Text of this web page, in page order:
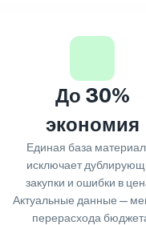
До 30%
экономия
Единая база
исключает
закупки и ошибки в
Актуальные данные —
перерасхода